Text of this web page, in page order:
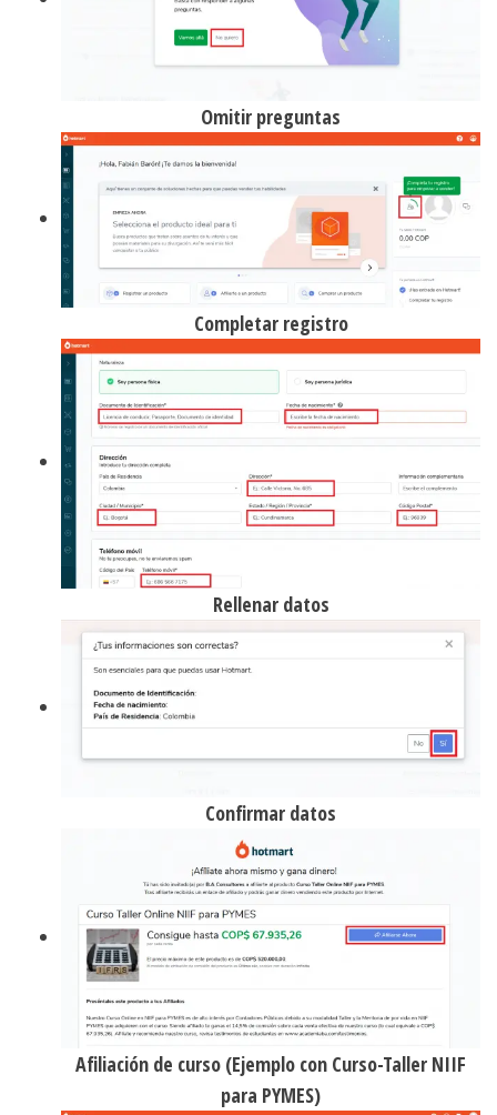
Omitir preguntas
Completar registro
Rellenar datos
Confirmar datos
Afiliación de curso (Ejemplo con Curso-Taller NIIF
para PYMES)